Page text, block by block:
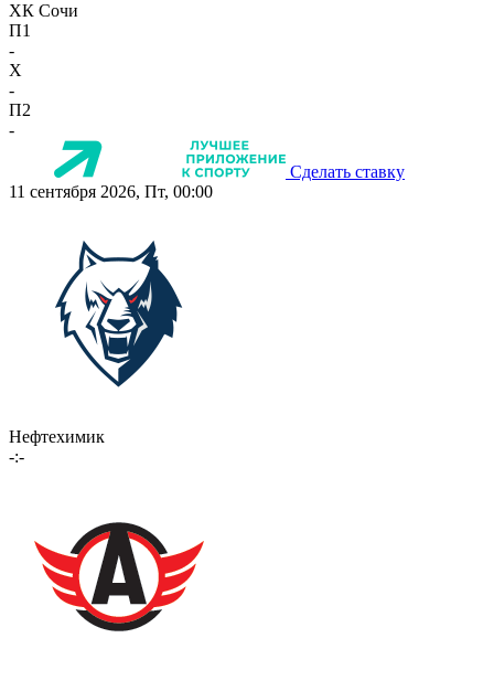
ХК Сочи
П1
-
X
-
П2
-
Сделать ставку
11 сентября 2026, Пт, 00:00
Нефтехимик
-:-